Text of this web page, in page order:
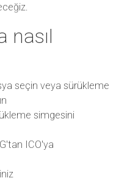
nasıl
seçin veya sürükleme
simgesini
ICO'ya